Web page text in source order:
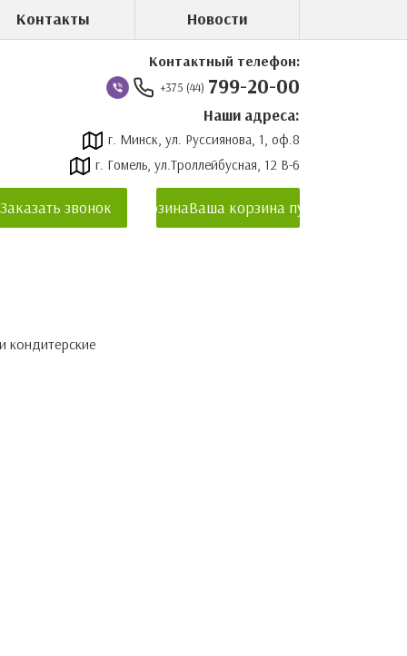
Контакты Новости
Контактный телефон:
+375 (44) 799-20-00
Наши адреса:
г. Минск, ул. Руссиянова, 1, оф.8
г. Гомель, ул.Троллейбусная, 12 В-6
Заказать звонок КорзинаВаша корзина пуста
кондитерские